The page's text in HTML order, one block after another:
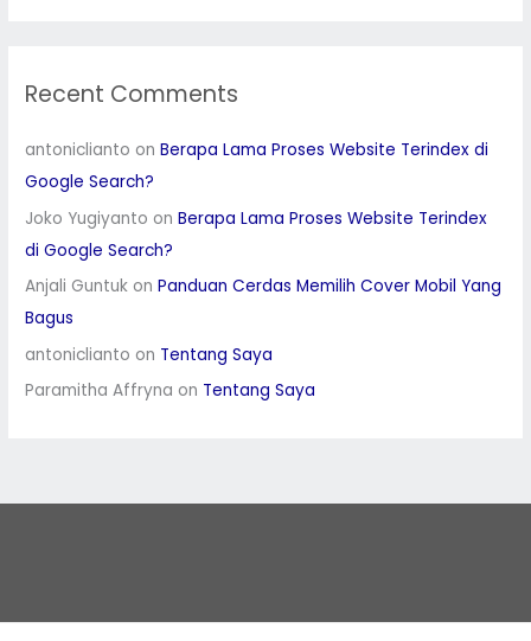
Recent Comments
antoniclianto onBerapa Lama Proses Website Terindex di
Google Search?
Joko Yugiyanto onBerapa Lama Proses Website Terindex
di Google Search?
Anjali Guntuk onPanduan Cerdas Memilih Cover Mobil Yang
Bagus
antoniclianto on Tentang Saya
Paramitha Affryna on Tentang Saya